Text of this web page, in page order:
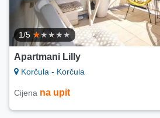
1/5
Apartmani Lilly
Korčula - Korčula
Cijena na upit